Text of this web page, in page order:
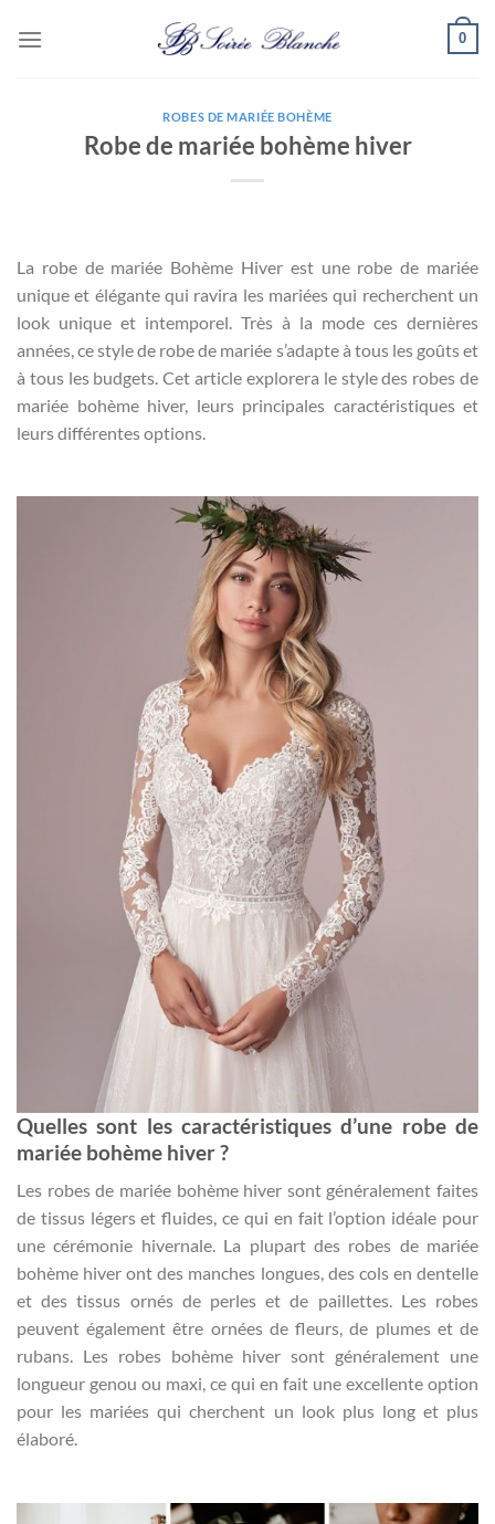
0
ROBES DE MARIÉE BOHÈME
Robe de mariée bohème hiver
La robe de mariée Bohème Hiver est une robe de mariée
unique et élégante qui ravira les mariées qui recherchent un
look unique et intemporel. Très à la mode ces dernières
années, ce style de robe de mariée s’adapte à tous les goûts et
à tous les budgets. Cet article explorera le style des robes de
mariée bohème hiver, leurs principales caractéristiques et
leurs différentes options.
Quelles sont les caractéristiques d’une robe de
mariée bohème hiver ?
Les robes de mariée bohème hiver sont généralement faites
de tissus légers et fluides, ce qui en fait l’option idéale pour
une cérémonie hivernale. La plupart des robes de mariée
bohème hiver ont des manches longues, des cols en dentelle
et des tissus ornés de perles et de paillettes. Les robes
peuvent également être ornées de fleurs, de plumes et de
rubans. Les robes bohème hiver sont généralement une
longueur genou ou maxi, ce qui en fait une excellente option
pour les mariées qui cherchent un look plus long et plus
élaboré.